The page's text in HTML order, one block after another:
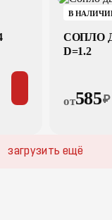
В
СОПЛО
D=1.2
от585₽
загрузить ещё